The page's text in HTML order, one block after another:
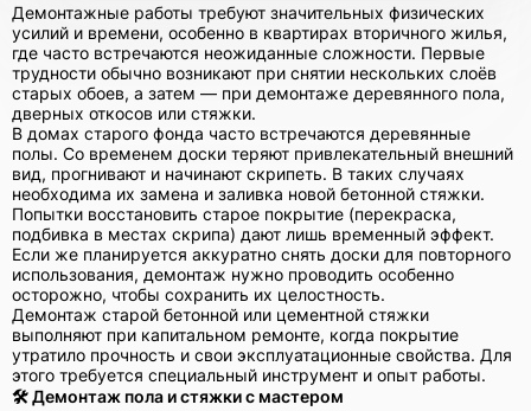
Демонтажные работы требуют значительных физических
усилий и времени, особенно в квартирах вторичного жилья,
где часто встречаются неожиданные сложности. Первые
трудности обычно возникают при снятии нескольких слоёв
старых обоев, а затем — при демонтаже деревянного пола,
дверных откосов или стяжки.
В домах старого фонда часто встречаются деревянные
полы. Со временем доски теряют привлекательный внешний
вид, прогнивают и начинают скрипеть. В таких случаях
необходима их замена и заливка новой бетонной стяжки.
Попытки восстановить старое покрытие (перекраска,
подбивка в местах скрипа) дают лишь временный эффект.
Если же планируется аккуратно снять доски для повторного
использования, демонтаж нужно проводить особенно
осторожно, чтобы сохранить их целостность.
Демонтаж старой бетонной или цементной стяжки
выполняют при капитальном ремонте, когда покрытие
утратило прочность и свои эксплуатационные свойства. Для
этого требуется специальный инструмент и опыт работы.
🛠 Демонтаж пола и стяжки с мастером